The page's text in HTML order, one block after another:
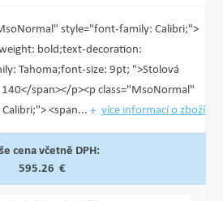
style="font-family: Calibri;">
bold;text-decoration:
Tahoma;font-size: 9pt; ">Stolová
140</span></p><p class="MsoNormal"
<span...
více informací o zboží
cena včetně DPH:
595.26 €